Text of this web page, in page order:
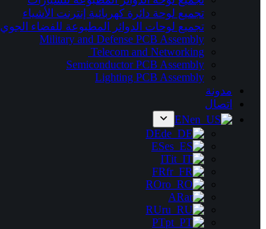
تجميع لوحة دائرة كهربائية إنترنت الأشياء
تجميع لوحات الدوائر المطبوعة للفضاء الجوي
Military and Defense PCB Assembly
Telecom and Networking
Semiconductor PCB Assembly
Lighting PCB Assembly
مدونة
اتصال
EN
DE
ES
IT
FR
RO
AR
RU
PT